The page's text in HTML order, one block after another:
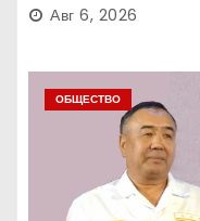
Авг 6, 2026
ОБЩЕСТВО